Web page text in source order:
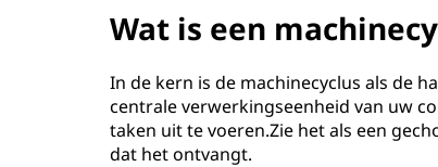
Wat is een
In de kern is de machinecyclus als de
centrale verwerkingseenheid van uw
taken uit te voeren.Zie het als een
dat het ontvangt.